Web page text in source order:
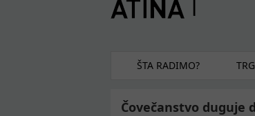
ŠTA RADIMO?
Čovečanstvo duguje